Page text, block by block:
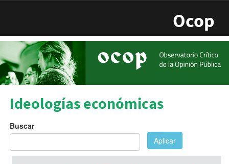
Ocop
Ideologías económicas
Buscar
Aplicar